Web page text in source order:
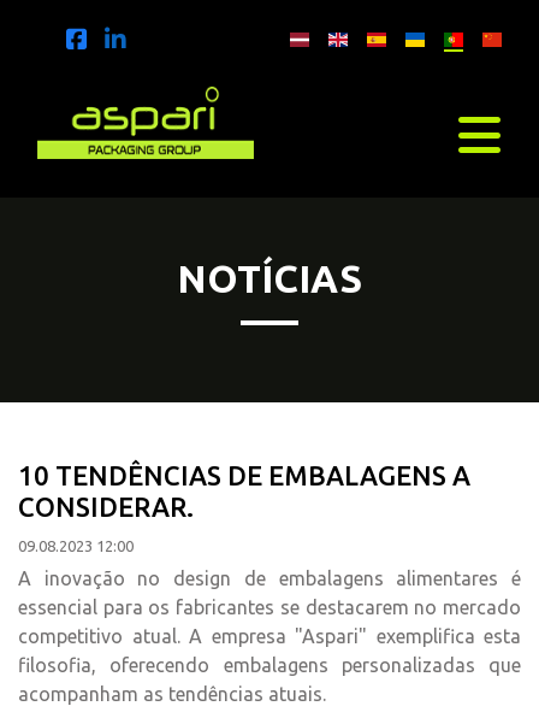
NOTÍCIAS
10 TENDÊNCIAS DE EMBALAGENS A
CONSIDERAR.
09.08.2023 12:00
A inovação no design de embalagens alimentares é
essencial para os fabricantes se destacarem no mercado
competitivo atual. A empresa "Aspari" exemplifica esta
filosofia, oferecendo embalagens personalizadas que
acompanham as tendências atuais.